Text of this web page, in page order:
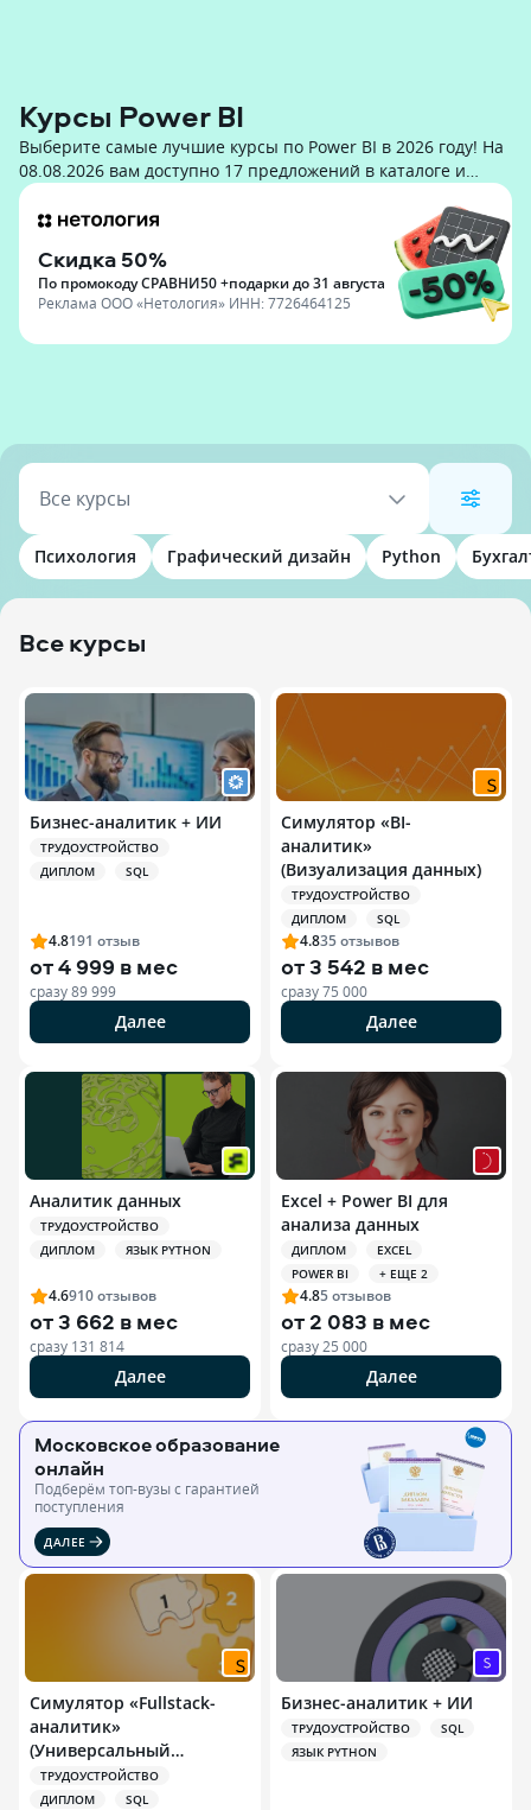
Курсы Power BI
Выберите самые лучшие курсы по Power BI в 2026 году! На
08.08.2026 вам доступно 17 предложений в каталоге и
стоимостью от 20 000 до 250 000 руб.
Скидка 50%
По промокоду СРАВНИ50 +подарки до 31 августа
Реклама ООО «Нетология» ИНН:7726464125
Все курсы
Психология Графический дизайн Python
Все курсы
Бизнес-аналитик + ИИ
ТРУДОУСТРОЙСТВО
ДИПЛОМ
SQL
4.8191 отзыв
от4 999 в мес
сразу89 999
Далее
Симулятор «BI-
аналитик»
(Визуализация данных)
ТРУДОУСТРОЙСТВО
ДИПЛОМ
SQL
4.835отзывов
от3 542 в мес
сразу75 000
Далее
Аналитик данных
ТРУДОУСТРОЙСТВО
ДИПЛОМ
ЯЗЫК PYTHON
4.6910отзывов
от3 662 в мес
сразу 131 814
Далее
Excel + Power BI для
анализа данных
ДИПЛОМ
EXCEL
POWER BI
+ ЕЩЕ 2
4.85отзывов
от2 083 в мес
сразу 25 000
Далее
Московское образование
онлайн
Подберём топ-вузы c гарантией
поступления
ДАЛЕЕ
Симулятор «Fullstack-
аналитик»
(Универсальный
аналитик данных)
ТРУДОУСТРОЙСТВО
ДИПЛОМ
SQL
Бизнес-аналитик + ИИ
ТРУДОУСТРОЙСТВО
SQL
ЯЗЫК PYTHON